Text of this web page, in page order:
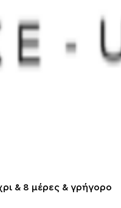
& 8 μέρες & γρήγορο